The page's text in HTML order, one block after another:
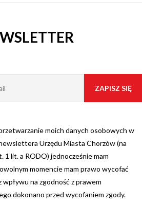
moich danych osobowych w
Urzędu Miasta Chorzów (na
1 lit. a RODO) jednocześnie mam
momencie mam prawo wycofać
wpływu na zgodność z prawem
dokonano przed wycofaniem zgody.